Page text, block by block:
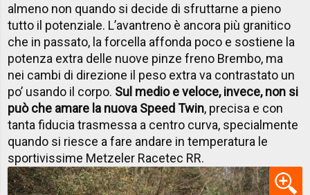
almeno non quando si decide di sfruttarne a pieno
tutto il potenziale. L’avantreno è ancora più granitico
che in passato, la forcella affonda poco e sostiene la
potenza extra delle nuove pinze freno Brembo, ma
nei cambi di direzione il peso extra va contrastato un
po’ usando il corpo. Sul medio e veloce, invece, non si
può che amare la nuova Speed Twin, precisa e con
tanta fiducia trasmessa a centro curva, specialmente
quando si riesce a fare andare in temperatura le
sportivissime Metzeler Racetec RR.